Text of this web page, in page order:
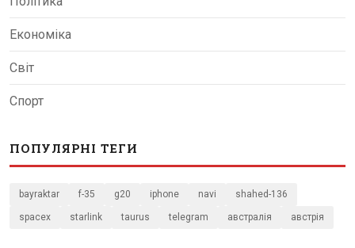
Економіка
Світ
Спорт
ПОПУЛЯРНІ ТЕГИ
bayraktar f-35 g20 iphone navi shahed-136
spacex starlink taurus telegram австралія австрія